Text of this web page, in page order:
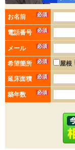
お名前 必須
電話番号 必須
メール 必須
希望箇所 必須 屋根
延床面積 必須
築年数 必須